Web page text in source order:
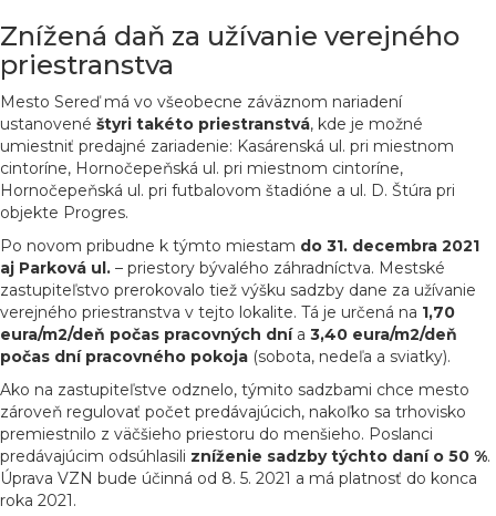
Znížená daň za užívanie verejného
priestranstva
Mesto Sereď má vo všeobecne záväznom nariadení
ustanovené štyri takéto priestranstvá, kde je možné
umiestniť predajné zariadenie: Kasárenská ul. pri miestnom
cintoríne, Hornočepeňská ul. pri miestnom cintoríne,
Hornočepeňská ul. pri futbalovom štadióne a ul. D. Štúra pri
objekte Progres.
Po novom pribudne k týmto miestam do 31. decembra 2021
aj Parková ul. – priestory bývalého záhradníctva. Mestské
zastupiteľstvo prerokovalo tiež výšku sadzby dane za užívanie
verejného priestranstva v tejto lokalite. Tá je určená na 1,70
eura/m2/deň počas pracovných dnía 3,40 eura/m2/deň
počas dní pracovného pokoja (sobota, nedeľa a sviatky).
Ako na zastupiteľstve odznelo, týmito sadzbami chce mesto
zároveň regulovať počet predávajúcich, nakoľko sa trhovisko
premiestnilo z väčšieho priestoru do menšieho. Poslanci
predávajúcim odsúhlasili zníženie sadzby týchto daní o 50 %.
Úprava VZN bude účinná od 8. 5. 2021 a má platnosť do konca
roka 2021.